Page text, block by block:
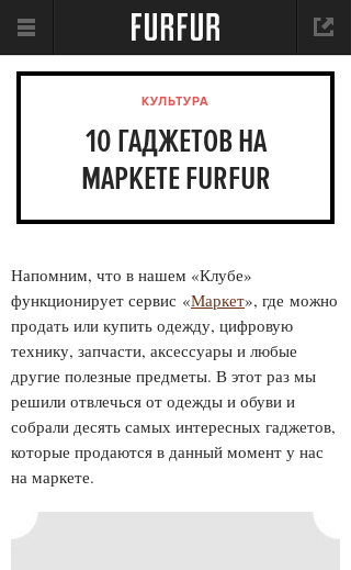
КУЛЬТУРА
10 ГАДЖЕТОВ НА
МАРКЕТЕ FURFUR
Напомним, что в нашем «Клубе»
функционирует сервис «Маркет», где можно
продать или купить одежду, цифровую
технику, запчасти, аксессуары и любые
другие полезные предметы. В этот раз мы
решили отвлечься от одежды и обуви и
собрали десять самых интересных гаджетов,
которые продаются в данный момент у нас
на маркете.